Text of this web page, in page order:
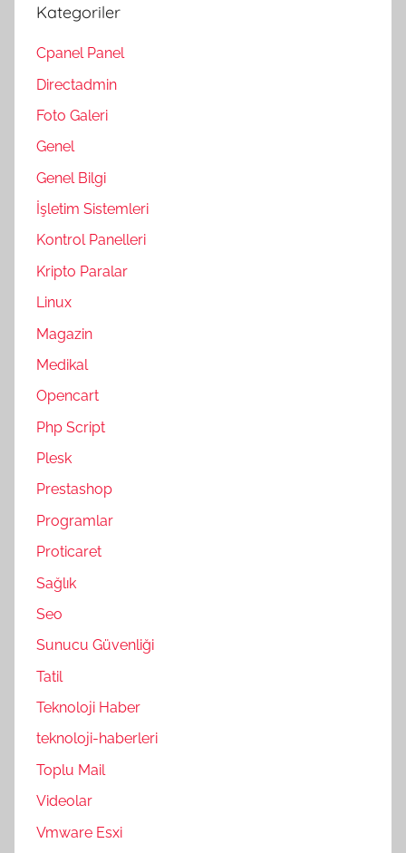
Kategoriler
Cpanel Panel
Directadmin
Foto Galeri
Genel
Genel Bilgi
İşletim Sistemleri
Kontrol Panelleri
Kripto Paralar
Linux
Magazin
Medikal
Opencart
Php Script
Plesk
Prestashop
Programlar
Proticaret
Sağlık
Seo
Sunucu Güvenliği
Tatil
Teknoloji Haber
teknoloji-haberleri
Toplu Mail
Videolar
Vmware Esxi